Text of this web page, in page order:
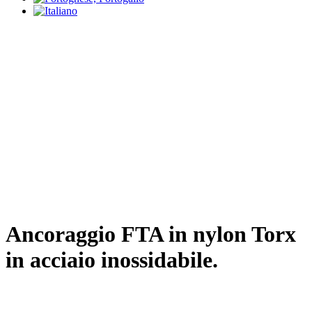
Ancoraggio FTA in nylon Torx
in acciaio inossidabile.